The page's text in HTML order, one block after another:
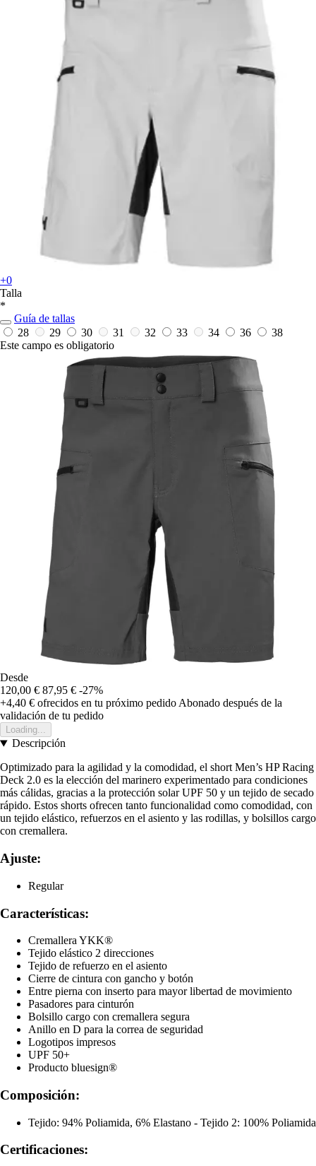
+0
Talla
*
Guía de tallas
28
29 30 31 32 33 34 36
38
Este campo es obligatorio
Desde
120,00 € 87,95 € -27%
+4,40 € ofrecidos en tu próximo pedidoAbonado después de la
validación de tu pedido
Loading...
Descripción
Optimizado para la agilidad y la comodidad, el short Men’s HP Racing
Deck 2.0 es la elección del marinero experimentado para condiciones
más cálidas, gracias a la protección solar UPF 50 y un tejido de secado
rápido. Estos shorts ofrecen tanto funcionalidad como comodidad, con
un tejido elástico, refuerzos en el asiento y las rodillas, y bolsillos cargo
con cremallera.
Ajuste:
Regular
Características:
Cremallera YKK®
Tejido elástico 2 direcciones
Tejido de refuerzo en el asiento
Cierre de cintura con gancho y botón
Entre pierna con inserto para mayor libertad de movimiento
Pasadores para cinturón
Bolsillo cargo con cremallera segura
Anillo en D para la correa de seguridad
Logotipos impresos
UPF 50+
Producto bluesign®
Composición:
Tejido: 94% Poliamida, 6% Elastano - Tejido 2: 100% Poliamida
Certificaciones: